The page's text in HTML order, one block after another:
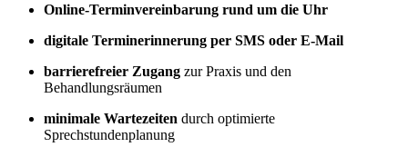
Online-Terminvereinbarung rund um die Uhr
digitale Terminerinnerung per SMS oder E-Mail
barrierefreier Zugang zur Praxis und den
Behandlungsräumen
minimale Wartezeiten durch optimierte
Sprechstundenplanung